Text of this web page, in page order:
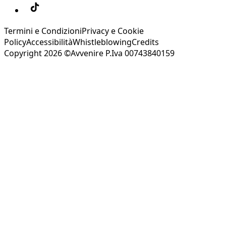
Termini e CondizioniPrivacy e Cookie
PolicyAccessibilitàWhistleblowingCredits
Copyright 2026 ©Avvenire P.Iva 00743840159